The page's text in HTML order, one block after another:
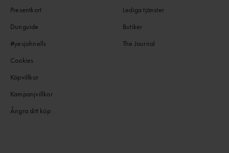
Presentkort
Dunguide
#yesjohnells
Cookies
Köpvillkor
Kampanjvillkor
Ångra ditt köp
Lediga tjänster
Butiker
The Journal